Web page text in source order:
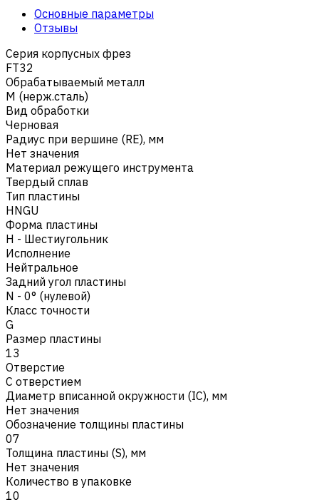
Основные параметры
Отзывы
Серия корпусных фрез
FT32
Обрабатываемый металл
M (нерж.сталь)
Вид обработки
Черновая
Радиус при вершине (RE), мм
Нет значения
Материал режущего инструмента
Твердый сплав
Тип пластины
HNGU
Форма пластины
H - Шестиугольник
Исполнение
Нейтральное
Задний угол пластины
N - 0° (нулевой)
Класс точности
G
Размер пластины
13
Отверстие
С отверстием
Диаметр вписанной окружности (IC), мм
Нет значения
Обозначение толщины пластины
07
Толщина пластины (S), мм
Нет значения
Количество в упаковке
10